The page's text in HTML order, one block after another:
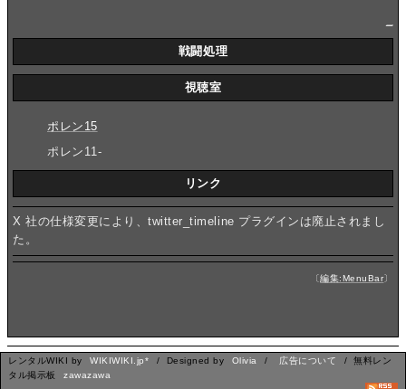
戦闘処理
視聴室
ポレン15
ポレン11-
リンク
X 社の仕様変更により、twitter_timeline プラグインは廃止されまし
た。
〔編集:MenuBar〕
レンタルWIKI by WIKIWIKI.jp* / Designed by Olivia / 広告について
/ 無料レン
タル掲示板
zawazawa